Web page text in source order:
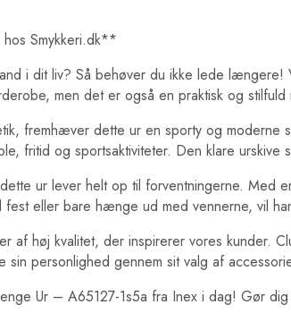
Smykkeri.dk**
i dit liv? Så behøver du ikke lede
men det er også en praktisk og
fremhæver dette ur en sporty og
fritid og sportsaktiviteter. Den klare
ur lever helt op til forventningerne. Med
eller bare hænge ud med vennerne, vil
af høj kvalitet, der inspirerer vores kunder.
personlighed gennem sit valg af
Ur – A65127-1s5a fra Inex i dag! Gør